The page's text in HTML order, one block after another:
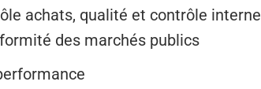
achats, qualité et contrôle interne
des marchés publics